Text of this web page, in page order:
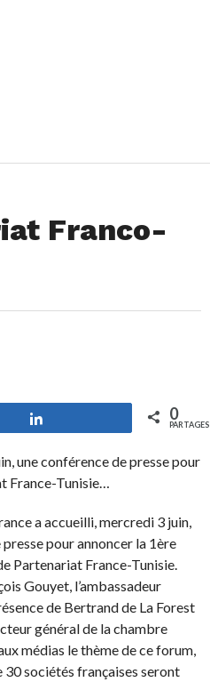
Franco-
0
PARTAGES
une conférence de presse pour
France-Tunisie…
a accueilli, mercredi 3 juin,
pour annoncer la 1ère
Partenariat France-Tunisie.
Gouyet, l’ambassadeur
de Bertrand de La Forest
général de la chambre
médias le thème de ce forum,
30 sociétés françaises seront